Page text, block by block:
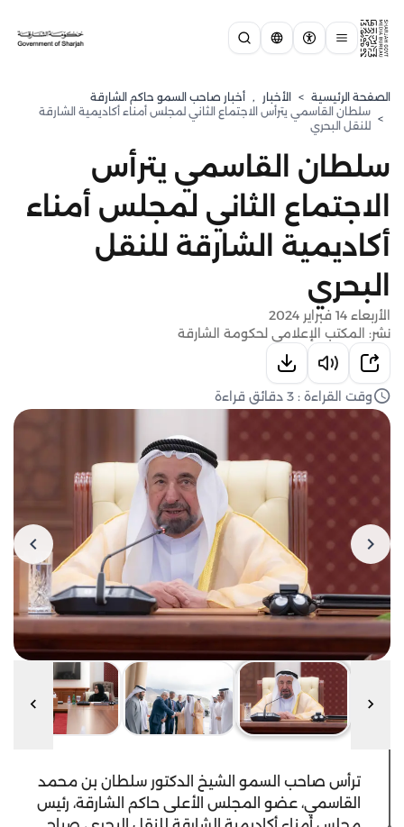
الصفحة الرئيسية > الأخبار , أخبار صاحب السمو حاكم الشارقة
>
سلطان القاسمي يترأس الاجتماع الثاني لمجلس أمناء أكاديمية الشارقة
للنقل البحري
سلطان القاسمي يترأس
الاجتماع الثاني لمجلس أمناء
أكاديمية الشارقة للنقل
البحري
الأربعاء 14 فبراير 2024
نشر: المكتب الإعلامي لحكومة الشارقة
وقت القراءة : 3 دقائق قراءة
ترأس صاحب السمو الشيخ الدكتور سلطان بن محمد
القاسمي، عضو المجلس الأعلى حاكم الشارقة، رئيس